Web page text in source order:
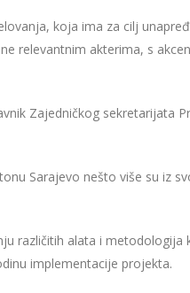
koja ima za cilj
relevantnim akterima, s
Zajedničkog
Sarajevo nešto više su iz
različitih alata i
implementacije projekta.